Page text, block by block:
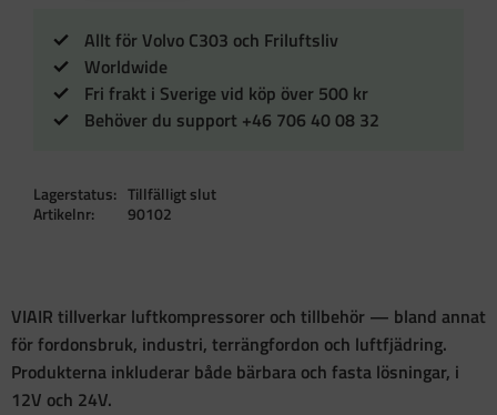
Allt för Volvo C303 och Friluftsliv
Worldwide
Fri frakt i Sverige vid köp över 500 kr
Behöver du support +46 706 40 08 32
Lagerstatus
Tillfälligt slut
Artikelnr
90102
VIAIR tillverkar luftkompressorer och tillbehör — bland annat
för fordonsbruk, industri, terrängfordon och luftfjädring.
Produkterna inkluderar både bärbara och fasta lösningar, i
12V och 24V.